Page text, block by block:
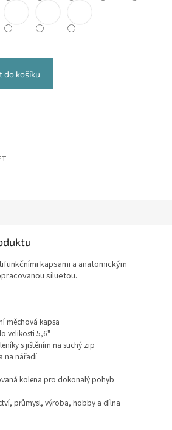
do košíku
kapsami a anatomickým
siluetou.
měchová kapsa
velikosti 5,6"
s jištěním na suchý zip
na nářadí
kolena pro dokonalý pohyb
průmysl, výroba, hobby a dílna